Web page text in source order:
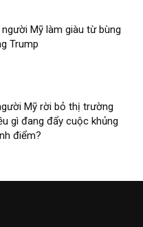
Mỹ làm giàu từ bùng
Trump
Mỹ rời bỏ thị trường
gì đang đẩy cuộc khủng
điểm?